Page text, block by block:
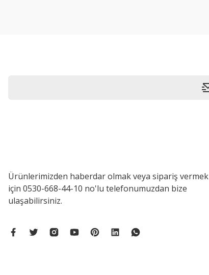
Ürünlerimizden haberdar olmak veya sipariş vermek
için 0530-668-44-10 no'lu telefonumuzdan bize
ulaşabilirsiniz.